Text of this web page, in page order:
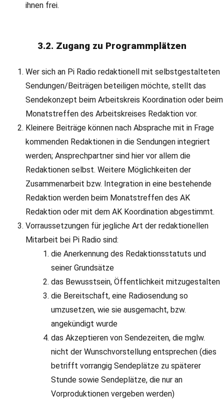
ihnen frei.
3.2. Zugang zu Programmplätzen
Wer sich an Pi Radio redaktionell mit selbstgestalteten
Sendungen/Beiträgen beteiligen möchte, stellt das
Sendekonzept beim Arbeitskreis Koordination oder beim
Monatstreffen des Arbeitskreises Redaktion vor.
Kleinere Beiträge können nach Absprache mit in Frage
kommenden Redaktionen in die Sendungen integriert
werden; Ansprechpartner sind hier vor allem die
Redaktionen selbst. Weitere Möglichkeiten der
Zusammenarbeit bzw. Integration in eine bestehende
Redaktion werden beim Monatstreffen des AK
Redaktion oder mit dem AK Koordination abgestimmt.
Vorraussetzungen für jegliche Art der redaktionellen
Mitarbeit bei Pi Radio sind:
die Anerkennung des Redaktionsstatuts und
seiner Grundsätze
das Bewusstsein, Öffentlichkeit mitzugestalten
die Bereitschaft, eine Radiosendung so
umzusetzen, wie sie ausgemacht, bzw.
angekündigt wurde
das Akzeptieren von Sendezeiten, die mglw.
nicht der Wunschvorstellung entsprechen (dies
betrifft vorrangig Sendeplätze zu späterer
Stunde sowie Sendeplätze, die nur an
Vorproduktionen vergeben werden)